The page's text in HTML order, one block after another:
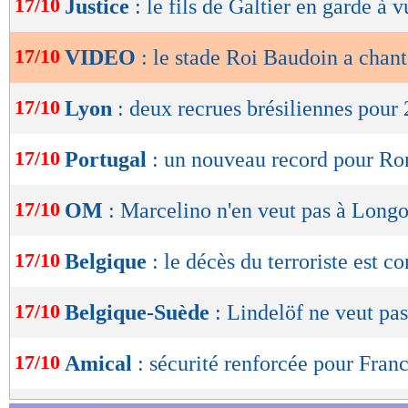
de
OK
17/10 Justice : le fils de Galtier en garde à
17/10 VIDEO : le stade Roi Baudoin a
17/10 Lyon : deux recrues brésiliennes pour
17/10 Portugal : un nouveau record pour
17/10 OM : Marcelino n'en veut pas à
17/10 Belgique : le décès du terroriste est
17/10 Belgique-Suède : Lindelöf ne veut
17/10 Amical : sécurité renforcée pour